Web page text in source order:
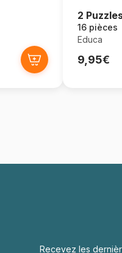
2
16 pièces
Educa
9,95€
Recevez les